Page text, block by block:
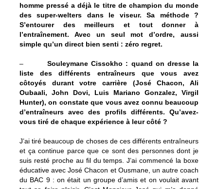
homme pressé a déjà le titre de champion du monde
des super-welters dans le viseur. Sa méthode ?
S’entourer des meilleurs et tout donner à
l’entraînement. Avec un seul mot d’ordre, aussi
simple qu’un direct bien senti : zéro regret.
–Souleymane Cissokho : quand on dresse la
liste des différents entraîneurs que vous avez
côtoyés durant votre carrière (José Chacon, Ali
Oubaali, John Dovi, Luis Mariano Gonzalez, Virgil
Hunter), on constate que vous avez connu beaucoup
d’entraîneurs avec des profils différents. Qu’avez-
vous tiré de chaque expérience à leur côté ?
J’ai tiré beaucoup de choses de ces différents entraîneurs
et ça continue parce que ce sont des personnes dont je
suis resté proche au fil du temps. J’ai commencé la boxe
éducative avec José Chacon et Ousmane, un autre coach
du BAC 9 : on était un groupe d’amis et on voulait avant